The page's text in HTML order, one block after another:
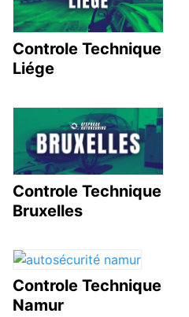
Controle Technique
Liége
Controle Technique
Bruxelles
Controle Technique
Namur